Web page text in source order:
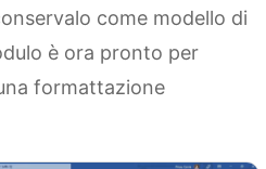
come modello di
è ora pronto per
formattazione